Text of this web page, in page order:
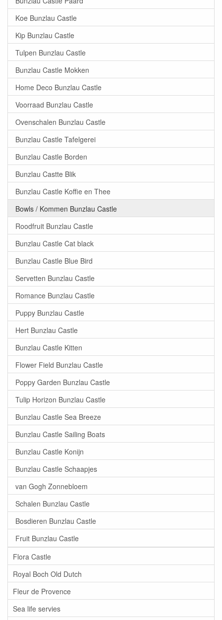
Koe Bunzlau Castle
Kip Bunzlau Castle
Tulpen Bunzlau Castle
Bunzlau Castle Mokken
Home Deco Bunzlau Castle
Voorraad Bunzlau Castle
Ovenschalen Bunzlau Castle
Bunzlau Castle Tafelgerei
Bunzlau Castle Borden
Bunzlau Castte Blik
Bunzlau Castle Koffie en Thee
Bowls / Kommen Bunzlau Castle
Roodfruit Bunzlau Castle
Bunzlau Castle Cat black
Bunzlau Castle Blue Bird
Servetten Bunzlau Castle
Romance Bunzlau Castle
Puppy Bunzlau Castle
Hert Bunzlau Castle
Bunzlau Castle Kitten
Flower Field Bunzlau Castle
Poppy Garden Bunzlau Castle
Tulip Horizon Bunzlau Castle
Bunzlau Castle Sea Breeze
Bunzlau Castle Sailing Boats
Bunzlau Castle Konijn
Bunzlau Castle Schaapjes
van Gogh Zonnebloem
Schalen Bunzlau Castle
Bosdieren Bunzlau Castle
Fruit Bunzlau Castle
Flora Castle
Royal Boch Old Dutch
Fleur de Provence
Sea life servies